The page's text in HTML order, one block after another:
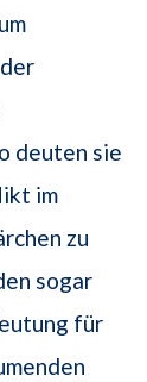
deuten sie
im
zu
sogar
für